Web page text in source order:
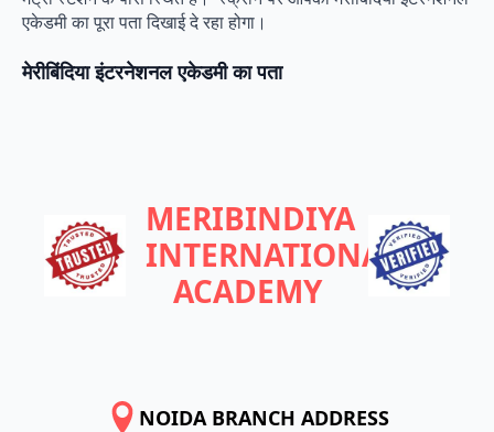
एकेडमी का पूरा पता दिखाई दे रहा होगा।
मेरीबिंदिया इंटरनेशनल एकेडमी का पता
MERIBINDIYA
INTERNATIONAL
ACADEMY
NOIDA BRANCH ADDRESS